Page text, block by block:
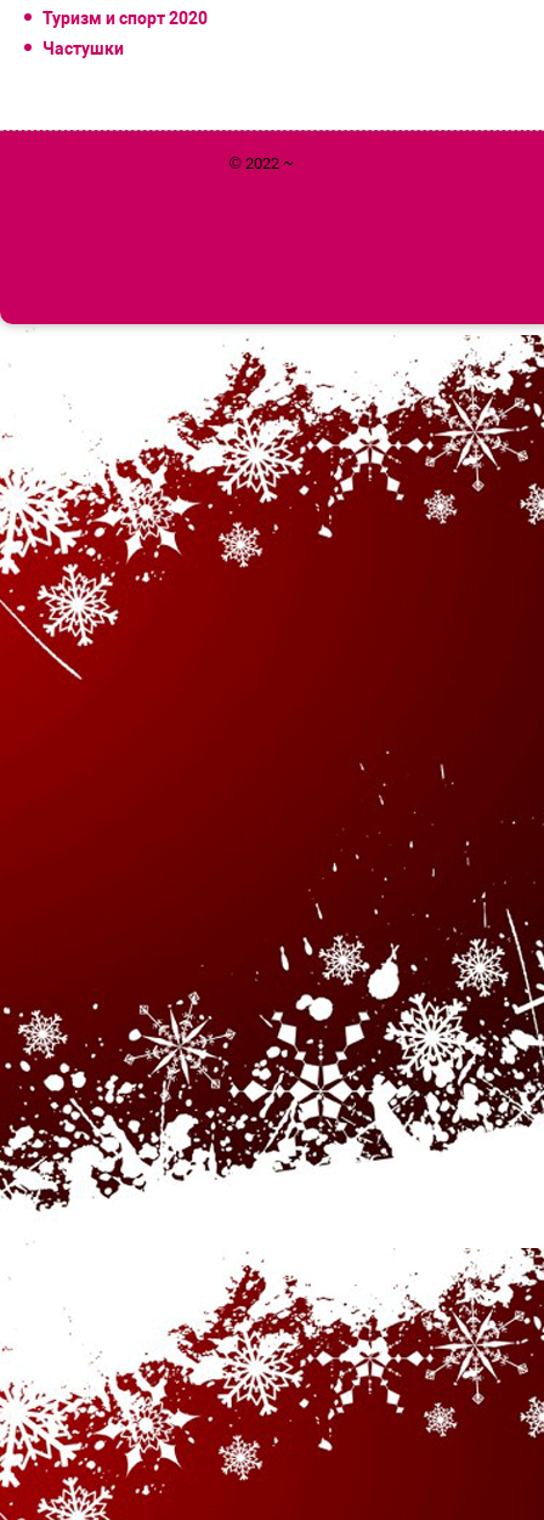
Туризм и спорт 2020
Частушки
© 2022 ~